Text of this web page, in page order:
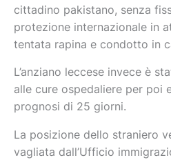
cittadino pakistano, senza
protezione internazionale in
tentata rapina e condotto in
L’anziano leccese invece è
alle cure ospedaliere per poi
prognosi di 25 giorni.
La posizione dello straniero
vagliata dall’Ufficio